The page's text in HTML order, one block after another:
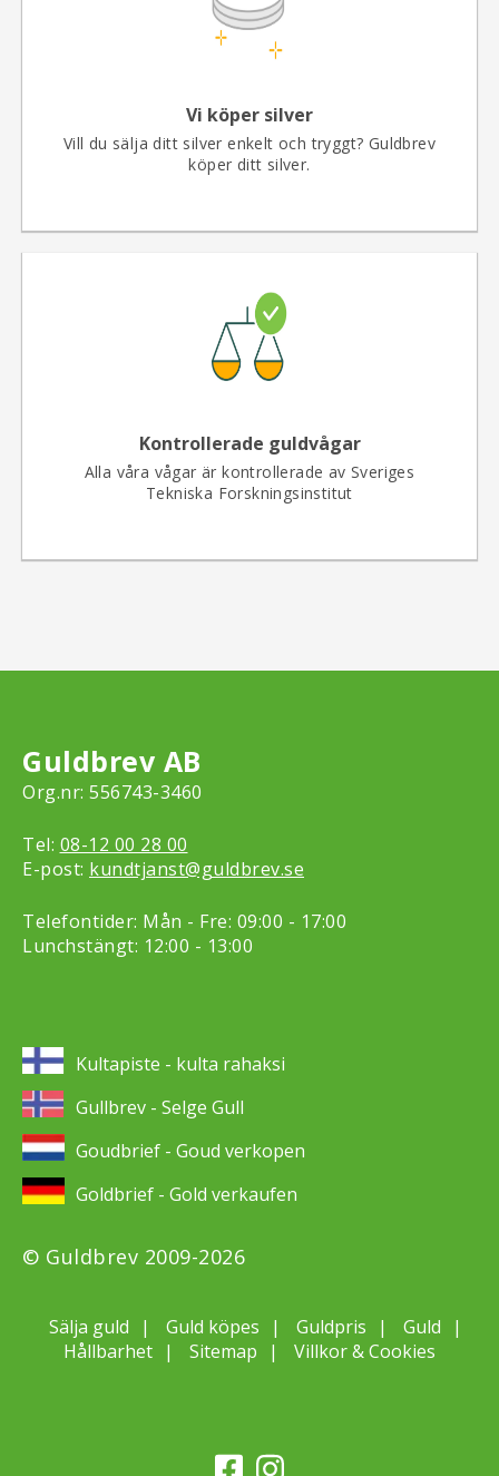
Vi köper silver
Vill du sälja ditt silver enkelt och tryggt? Guldbrev
köper ditt silver.
Kontrollerade guldvågar
Alla våra vågar är kontrollerade av Sveriges
Tekniska Forskningsinstitut
Guldbrev AB
Org.nr: 556743-3460
Tel: 08-12 00 28 00
E-post: kundtjanst@guldbrev.se
Telefontider: Mån - Fre: 09:00 - 17:00
Lunchstängt: 12:00 - 13:00
Kultapiste - kulta rahaksi
Gullbrev - Selge Gull
Goudbrief - Goud verkopen
Goldbrief - Gold verkaufen
© Guldbrev 2009-2026
Sälja guld Guld köpes Guldpris
Guld
Hållbarhet
Sitemap Villkor & Cookies